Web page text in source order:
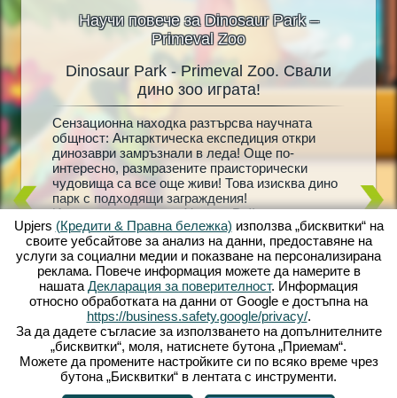
Научи повече за Dinosaur Park –
Primeval Zoo
-
да
за
с
Dinosaur Park - Primeval Zoo. Свали
дино зоо играта!
Сензационна находка разтърсва научната
общност: Антарктическа експедиция откри
динозаври замръзнали в леда! Още по-
интересно, размразените праисторически
чудовища са все още живи! Това изисква дино
парк с подходящи заграждения!
Изследователят д -р Уолтър Райън е тук, за да
помогне - той винаги е подозирал, че
замразените динозаври могат да бъдат
събудени отново към живот. Но дали ще
разбере какво се е случило и с изчезналата му
съпруга? Влезте в диво праисторическо
приключение с Dinosaur Park – Primeval Zoo!
пълен
добре
като
бебета
нови
очаква!
Upjers (Кредити & Правна бележка) използва „бисквитки“ на
своите уебсайтове за анализ на данни, предоставяне на
услуги за социални медии и показване на персонализирана
реклама. Повече информация можете да намерите в
нашата Декларация за поверителност. Информация
относно обработката на данни от Google е достъпна на
https://business.safety.google/privacy/.
За да дадете съгласие за използването на допълнителните
„бисквитки“, моля, натиснете бутона „Приемам“.
Можете да промените настройките си по всяко време чрез
бутона „Бисквитки“ в лентата с инструменти.